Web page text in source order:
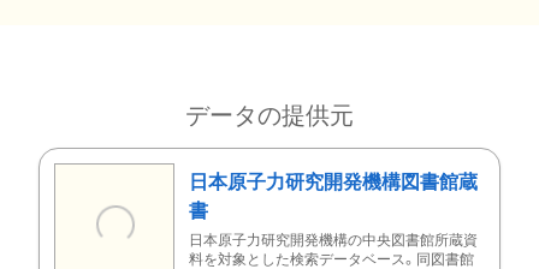
データの提供元
日本原子力研究開発機構図書館蔵
書
日本原子力研究開発機構の中央図書館所蔵資
料を対象とした検索データベース。同図書館